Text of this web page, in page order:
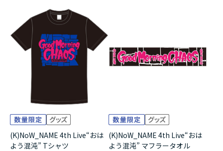
アニメ『僕のヒーローアカデミア』10周年
ハイキュー!!ジャージ＆ユニフォーム
『無職転生Ⅲ ～異世界行ったら本気だす～』
『ふつつかな悪女ではございますが ～雛宮蝶鼠と
りかえ伝～』
(K)NoW_NAME 4th Live“おは
よう混沌” Tシャツ
(K)NoW_NAME 4th Live“おは
よう混沌” マフラータオル